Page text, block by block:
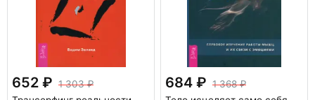
652
1 303
684
1 368